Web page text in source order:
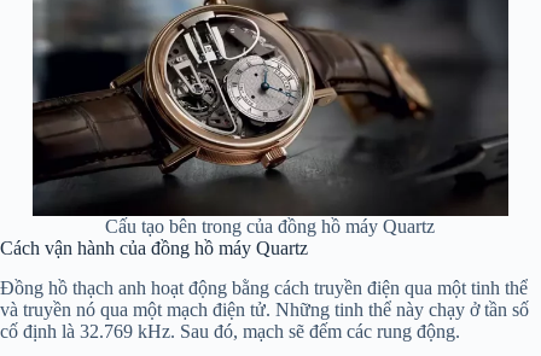
Cấu tạo bên trong của đồng hồ máy Quartz
Cách vận hành của đồng hồ máy Quartz
Đồng hồ thạch anh hoạt động bằng cách truyền điện qua một tinh thể
và truyền nó qua một mạch điện tử. Những tinh thể này chạy ở tần số
cố định là 32.769 kHz. Sau đó, mạch sẽ đếm các rung động.